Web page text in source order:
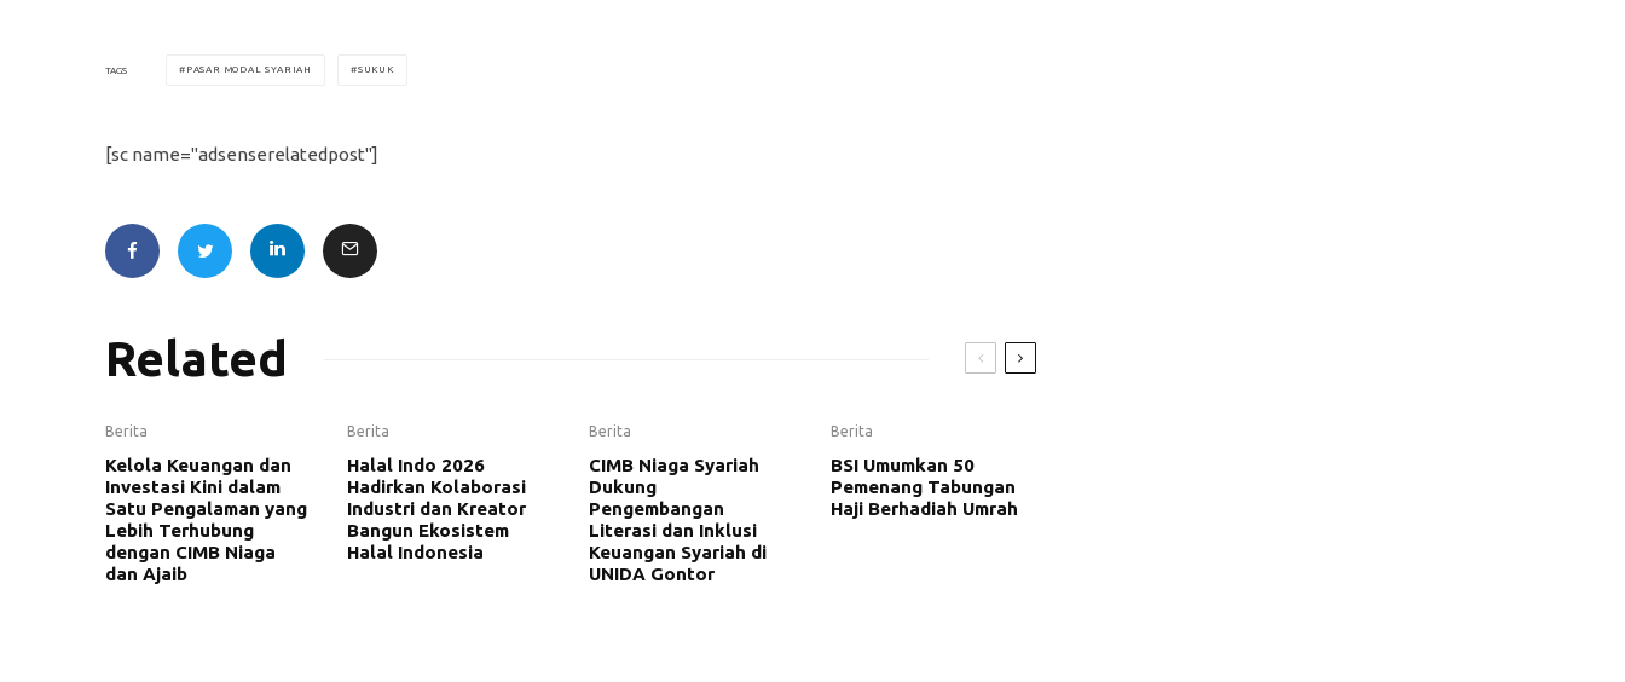
TAGS PASAR MODAL SYARIAH SUKUK
[sc name="adsenserelatedpost"]
Related
Berita
Kelola Keuangan dan
Investasi Kini dalam
Satu Pengalaman yang
Lebih Terhubung
dengan CIMB Niaga
dan Ajaib
Berita
Halal Indo 2026
Hadirkan Kolaborasi
Industri dan Kreator
Bangun Ekosistem
Halal Indonesia
Berita
CIMB Niaga Syariah
Dukung
Pengembangan
Literasi dan Inklusi
Keuangan Syariah di
UNIDA Gontor
Berita
BSI Umumkan 50
Pemenang Tabungan
Haji Berhadiah Umrah